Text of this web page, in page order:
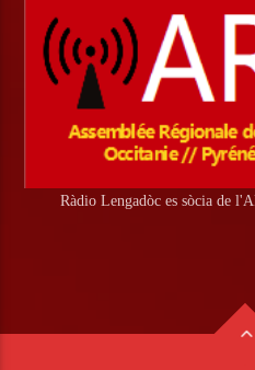
Ràdio Lengadòc es sòcia de